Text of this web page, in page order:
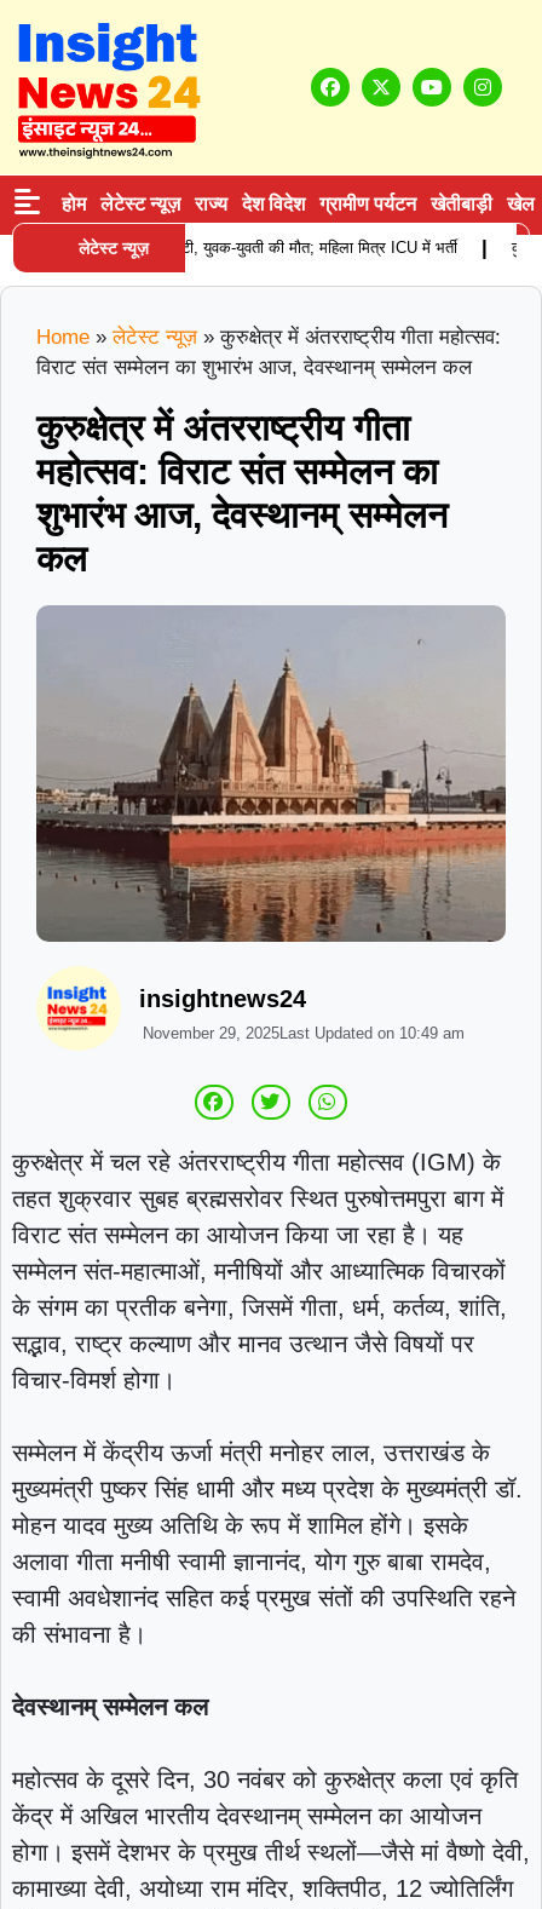
होम लेटेस्ट न्यूज़ राज्य देश विदेश ग्रामीण पर्यटन खेतीबाड़ी खेल
लेटेस्ट न्यूज़
खड़े कैंटर से टकराई स्कूटी, युवक-युवती की मौत; महिला मित्र ICU में भर्ती |
Home » लेटेस्ट न्यूज़ »कुरुक्षेत्र में अंतरराष्ट्रीय गीता महोत्सव:
विराट संत सम्मेलन का शुभारंभ आज, देवस्थानम् सम्मेलन कल
कुरुक्षेत्र में अंतरराष्ट्रीय गीता
महोत्सव: विराट संत सम्मेलन का
शुभारंभ आज, देवस्थानम् सम्मेलन
कल
insightnews24
November 29, 2025Last Updated on 10:49 am
कुरुक्षेत्र में चल रहे अंतरराष्ट्रीय गीता महोत्सव (IGM) के
तहत शुक्रवार सुबह ब्रह्मसरोवर स्थित पुरुषोत्तमपुरा बाग में
विराट संत सम्मेलन का आयोजन किया जा रहा है। यह
सम्मेलन संत-महात्माओं, मनीषियों और आध्यात्मिक विचारकों
के संगम का प्रतीक बनेगा, जिसमें गीता, धर्म, कर्तव्य, शांति,
सद्भाव, राष्ट्र कल्याण और मानव उत्थान जैसे विषयों पर
विचार-विमर्श होगा।
सम्मेलन में केंद्रीय ऊर्जा मंत्री मनोहर लाल, उत्तराखंड के
मुख्यमंत्री पुष्कर सिंह धामी और मध्य प्रदेश के मुख्यमंत्री डॉ.
मोहन यादव मुख्य अतिथि के रूप में शामिल होंगे। इसके
अलावा गीता मनीषी स्वामी ज्ञानानंद, योग गुरु बाबा रामदेव,
स्वामी अवधेशानंद सहित कई प्रमुख संतों की उपस्थिति रहने
की संभावना है।
देवस्थानम् सम्मेलन कल
महोत्सव के दूसरे दिन, 30 नवंबर को कुरुक्षेत्र कला एवं कृति
केंद्र में अखिल भारतीय देवस्थानम् सम्मेलन का आयोजन
होगा। इसमें देशभर के प्रमुख तीर्थ स्थलों—जैसे मां वैष्णो देवी,
कामाख्या देवी, अयोध्या राम मंदिर, शक्तिपीठ, 12 ज्योतिर्लिंग